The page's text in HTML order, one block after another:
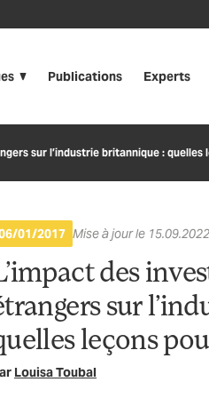
Publications Experts
sur l’industrie britannique : quelles
01/2017 Mise à jour le 15.09.2022
des
sur
leçons
Louisa Toubal